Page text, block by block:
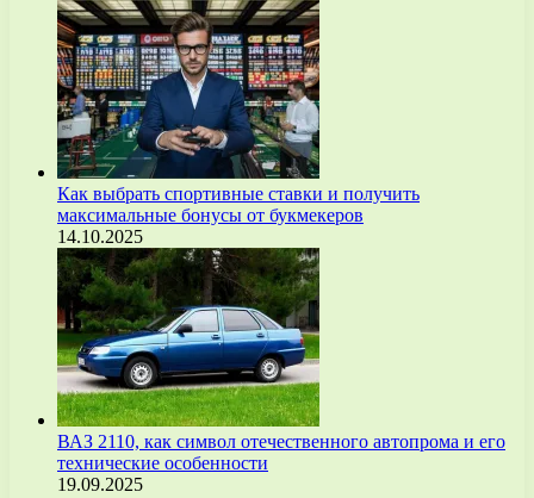
Как выбрать спортивные ставки и получить
максимальные бонусы от букмекеров
14.10.2025
ВАЗ 2110, как символ отечественного автопрома и его
технические особенности
19.09.2025